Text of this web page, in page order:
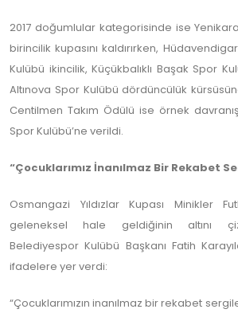
2017 doğumlular kategorisinde ise
birincilik kupasını kaldırırken,
Kulübü ikincilik, Küçükbalıklı Başak Spor
Altınova Spor Kulübü dördüncülük
Centilmen Takım Ödülü ise örnek
Spor Kulübü’ne verildi.
“Çocuklarımız İnanılmaz Bir Rekabet
Osmangazi Yıldızlar Kupası Minikler
geleneksel hale geldiğinin altını
Belediyespor Kulübü Başkanı Fatih
ifadelere yer verdi:
“Çocuklarımızın inanılmaz bir rekabet